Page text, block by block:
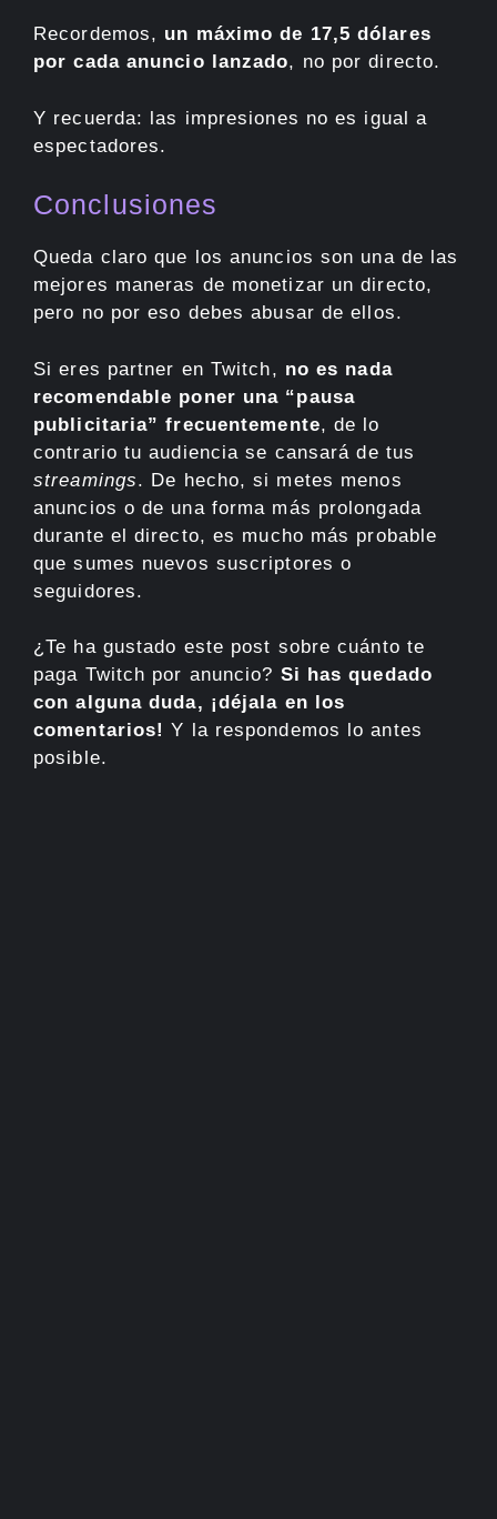
Recordemos, un máximo de 17,5 dólares
por cada anuncio lanzado, no por directo.
Y recuerda: las impresiones no es igual a
espectadores.
Conclusiones
Queda claro que los anuncios son una de las
mejores maneras de monetizar un directo,
pero no por eso debes abusar de ellos.
Si eres partner en Twitch, no es nada
recomendable poner una “pausa
publicitaria” frecuentemente, de lo
contrario tu audiencia se cansará de tus
streamings. De hecho, si metes menos
anuncios o de una forma más prolongada
durante el directo, es mucho más probable
que sumes nuevos suscriptores o
seguidores.
¿Te ha gustado este post sobre cuánto te
paga Twitch por anuncio? Si has quedado
con alguna duda, ¡déjala en los
comentarios! Y la respondemos lo antes
posible.